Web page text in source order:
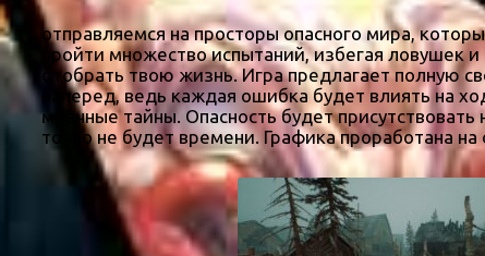
отправляемся на просторы опасного мира,
пройти множество испытаний, избегая
отобрать твою жизнь. Игра предлагает полную
наперед, ведь каждая ошибка будет влиять на
мрачные тайны. Опасность будет
точно не будет времени. Графика проработана